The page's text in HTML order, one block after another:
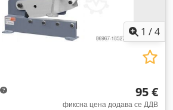
1 /4
95 €
фиксна цена додава се ДДВ